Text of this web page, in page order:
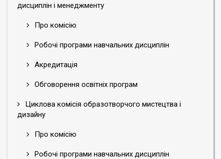
дисциплін і менеджменту
Про комісію
Робочі програми навчальних дисциплін
Акредитація
Обговорення освітніх програм
Циклова комісія образотворчого мистецтва і
дизайну
Про комісію
Робочі програми навчальних дисциплін